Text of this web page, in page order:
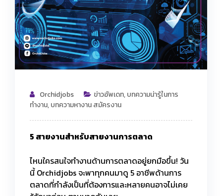
Orchidjobs ข่าวอัพเดท,บทความน่ารู้ในการ
ทำงาน,บทความหางาน สมัครงาน
5 สายงานสำหรับสายงานการตลาด
ไหนใครสนใจทำงานด้านการตลาดอยู่ยกมือขึ้น! วัน
นี้ Orchidjobs จะพาทุกคนมาดู 5 อาชีพด้านการ
ตลาดที่กำลังเป็นที่ต้องการและหลายคนอาจไม่เคย